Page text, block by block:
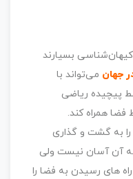
بسیارند
جهان می‌تواند با
پیچیده ریاضی
فضا همراه کند.
را به گشت و گذاری
آن آسان نیست ولی
های رسیدن به فضا را